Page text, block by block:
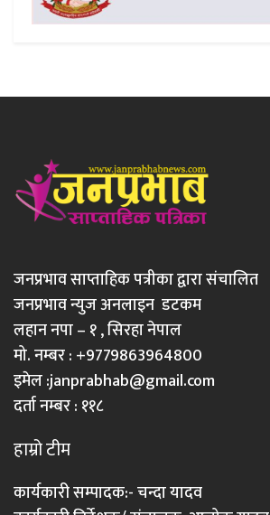
जनप्रभाव साप्ताहिक पत्रीका द्वारा संचालित
जनप्रभाव न्युज अनलाइन डटकम
लहान नपा – १ , सिरहा नेपाल
मो. नम्बर : +9779863964800
इमेल :janprabhab@gmail.com
दर्ता नम्बर : ११८
हाम्रो टीम
कार्यकारी सम्पादक:- चन्दा यादव